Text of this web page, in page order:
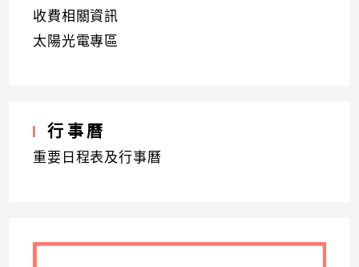
收費相關資訊
太陽光電專區
行事曆
重要日程表及行事曆